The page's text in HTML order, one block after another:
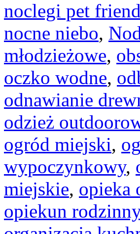
noclegi pet
nocne niebo,
młodzieżowe,
oczko wodne,
odnawianie
odzież
ogród miejski,
wypoczynkowy,
miejskie, opieka
opiekun rodzinny